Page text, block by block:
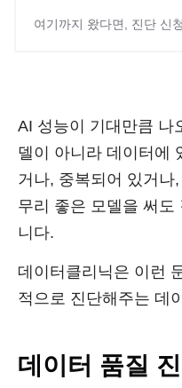
여기까지 왔다면, 진단 신
AI 성능이 기대만큼 나
델이 아니라 데이터에
거나, 중복되어 있거나
무리 좋은 모델을 써도
니다.
데이터클리닉은 이런
적으로 진단해주는 데
데이터 품질